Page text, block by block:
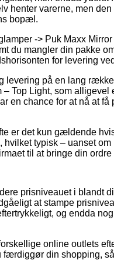
henter varerne, men den
bopæl.
-> Puk Maxx
du mangler din pakke
for levering
levering på en lang
Top Light, som alligevel
en chance for at nå at få
er det kun gældende
hvilket typisk – uanset
til at bringe din
prisniveauet i blandt
at stampe
og endda
online outlets
din shopping,